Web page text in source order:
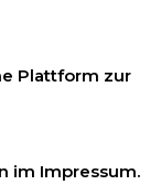
Plattform zur
im Impressum.